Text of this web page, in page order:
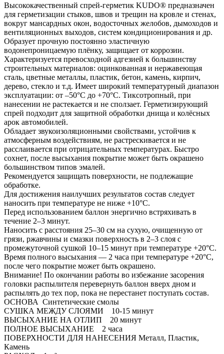
Высококачественный спрей-герметик KUDO® предназначен
для герметизации стыков, швов и трещин на кровле и стенах,
вокруг мансардных окон, водосточных желобов, дымоходов и
вентиляционных выходов, систем кондиционирования и др.
Образует прочную постоянно эластичную
водонепроницаемую плёнку, защищает от коррозии.
Характеризуется превосходной адгезией к большинству
строительных материалов: оцинкованная и нержавеющая
сталь, цветные металлы, пластик, бетон, камень, кирпич,
дерево, стекло и т.д. Имеет широкий температурный диапазон
эксплуатации: от –50°С до +70°С. Тиксотропный, при
нанесении не растекается и не сползает. Герметизирующий
спрей подходит для защитной обработки днища и колёсных
арок автомобилей.
Обладает звукоизоляционными свойствами, устойчив к
атмосферным воздействиям, не растрескивается и не
расслаивается при отрицательных температурах. Быстро
сохнет, после высыхания покрытие может быть окрашено
большинством типов эмалей.
Рекомендуется защищать поверхности, не подлежащие
обработке.
Для достижения наилучших результатов состав следует
наносить при температуре не ниже +10°C.
Перед использованием баллон энергично встряхивать в
течение 2–3 минут.
Наносить с расстояния 25–30 см на сухую, очищенную от
грязи, ржавчины и смазки поверхность в 2–3 слоя с
промежуточной сушкой 10–15 минут при температуре +20°C.
Время полного высыхания — 2 часа при температуре +20°C,
после чего покрытие может быть окрашено.
Внимание! По окончании работы во избежание засорения
головки распылителя перевернуть баллон вверх дном и
распылять до тех пор, пока не перестанет поступать состав.
ОСНОВА Синтетические смолы
СУШКА МЕЖДУ СЛОЯМИ 10-15 минут
ВЫСЫХАНИЕ НА ОТЛИП 20 минут
ПОЛНОЕ ВЫСЫХАНИЕ 2 часа
ПОВЕРХНОСТИ ДЛЯ НАНЕСЕНИЯ Металл, Пластик,
Камень